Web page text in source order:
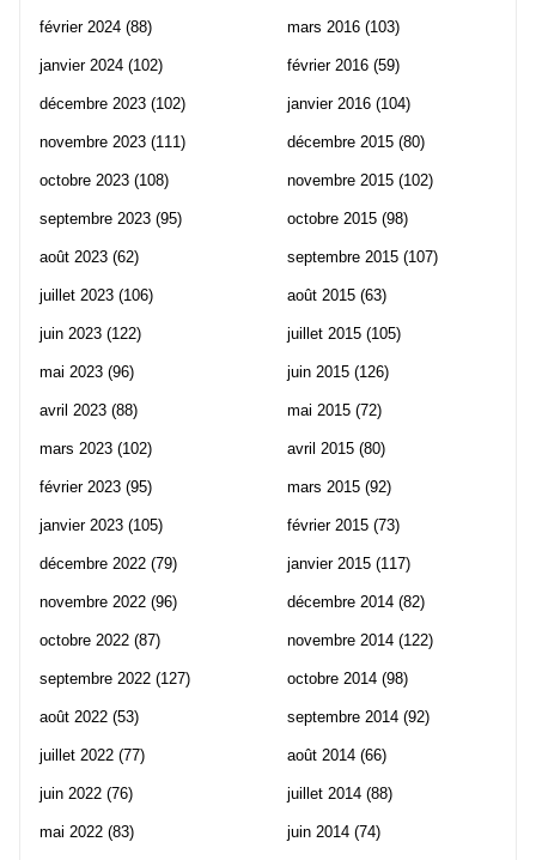
février 2024 (88)
janvier 2024 (102)
décembre 2023 (102)
novembre 2023 (111)
octobre 2023 (108)
septembre 2023 (95)
août 2023 (62)
juillet 2023 (106)
juin 2023 (122)
mai 2023 (96)
avril 2023 (88)
mars 2023 (102)
février 2023 (95)
janvier 2023 (105)
décembre 2022 (79)
novembre 2022 (96)
octobre 2022 (87)
septembre 2022 (127)
août 2022 (53)
juillet 2022 (77)
juin 2022 (76)
mai 2022 (83)
mars 2016 (103)
février 2016 (59)
janvier 2016 (104)
décembre 2015 (80)
novembre 2015 (102)
octobre 2015 (98)
septembre 2015 (107)
août 2015 (63)
juillet 2015 (105)
juin 2015 (126)
mai 2015 (72)
avril 2015 (80)
mars 2015 (92)
février 2015 (73)
janvier 2015 (117)
décembre 2014 (82)
novembre 2014 (122)
octobre 2014 (98)
septembre 2014 (92)
août 2014 (66)
juillet 2014 (88)
juin 2014 (74)